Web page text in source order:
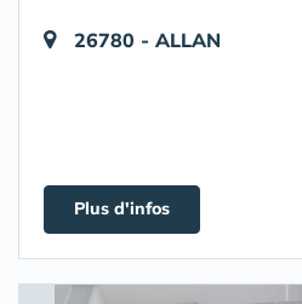
26780 - ALLAN
Plus d'infos